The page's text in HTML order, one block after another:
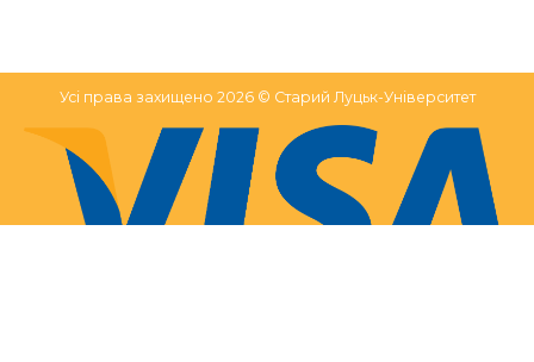
Усі права захищено 2026 © Старий Луцьк-Університет